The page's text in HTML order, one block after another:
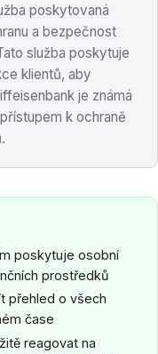
poskytovaná
a bezpečnost
služba poskytuje
klientů, aby
je známá
k ochraně
poskytuje osobní
prostředků
přehled o všech
čase
reagovat na